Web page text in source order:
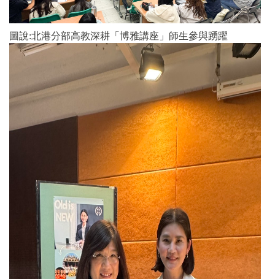
圖說:北港分部高教深耕「博雅講座」師生參與踴躍